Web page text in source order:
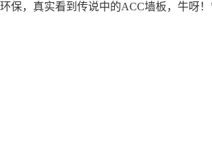
保，真实看到传说中的ACC墙板，牛呀！